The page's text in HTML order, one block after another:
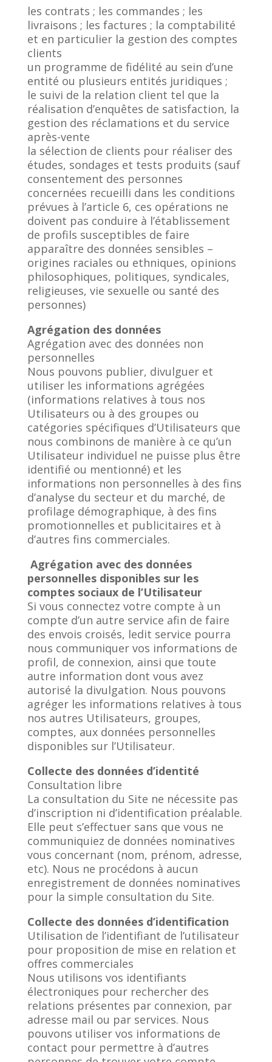
les contrats ; les commandes ; les
livraisons ; les factures ; la comptabilité
et en particulier la gestion des comptes
clients
un programme de fidélité au sein d’une
entité ou plusieurs entités juridiques ;
le suivi de la relation client tel que la
réalisation d’enquêtes de satisfaction, la
gestion des réclamations et du service
après-vente
la sélection de clients pour réaliser des
études, sondages et tests produits (sauf
consentement des personnes
concernées recueilli dans les conditions
prévues à l’article 6, ces opérations ne
doivent pas conduire à l’établissement
de profils susceptibles de faire
apparaître des données sensibles –
origines raciales ou ethniques, opinions
philosophiques, politiques, syndicales,
religieuses, vie sexuelle ou santé des
personnes)
Agrégation des données
Agrégation avec des données non
personnelles
Nous pouvons publier, divulguer et
utiliser les informations agrégées
(informations relatives à tous nos
Utilisateurs ou à des groupes ou
catégories spécifiques d’Utilisateurs que
nous combinons de manière à ce qu’un
Utilisateur individuel ne puisse plus être
identifié ou mentionné) et les
informations non personnelles à des fins
d’analyse du secteur et du marché, de
profilage démographique, à des fins
promotionnelles et publicitaires et à
d’autres fins commerciales.
Agrégation avec des données
personnelles disponibles sur les
comptes sociaux de l’Utilisateur
Si vous connectez votre compte à un
compte d’un autre service afin de faire
des envois croisés, ledit service pourra
nous communiquer vos informations de
profil, de connexion, ainsi que toute
autre information dont vous avez
autorisé la divulgation. Nous pouvons
agréger les informations relatives à tous
nos autres Utilisateurs, groupes,
comptes, aux données personnelles
disponibles sur l’Utilisateur.
Collecte des données d’identité
Consultation libre
La consultation du Site ne nécessite pas
d’inscription ni d’identification préalable.
Elle peut s’effectuer sans que vous ne
communiquiez de données nominatives
vous concernant (nom, prénom, adresse,
etc). Nous ne procédons à aucun
enregistrement de données nominatives
pour la simple consultation du Site.
Collecte des données d’identification
Utilisation de l’identifiant de l’utilisateur
pour proposition de mise en relation et
offres commerciales
Nous utilisons vos identifiants
électroniques pour rechercher des
relations présentes par connexion, par
adresse mail ou par services. Nous
pouvons utiliser vos informations de
contact pour permettre à d’autres